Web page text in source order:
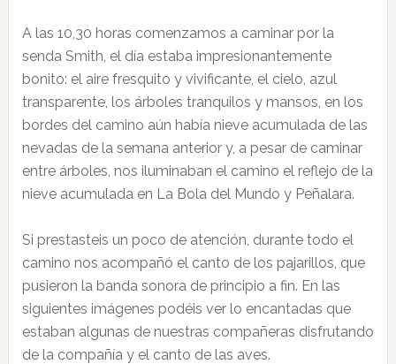
A las 10,30 horas comenzamos a caminar por la
senda Smith, el día estaba impresionantemente
bonito: el aire fresquito y vivificante, el cielo, azul
transparente, los árboles tranquilos y mansos, en los
bordes del camino aún había nieve acumulada de las
nevadas de la semana anterior y, a pesar de caminar
entre árboles, nos iluminaban el camino el reflejo de la
nieve acumulada en La Bola del Mundo y Peñalara.
Si prestasteis un poco de atención, durante todo el
camino nos acompañó el canto de los pajarillos, que
pusieron la banda sonora de principio a fin. En las
siguientes imágenes podéis ver lo encantadas que
estaban algunas de nuestras compañeras disfrutando
de la compañía y el canto de las aves.